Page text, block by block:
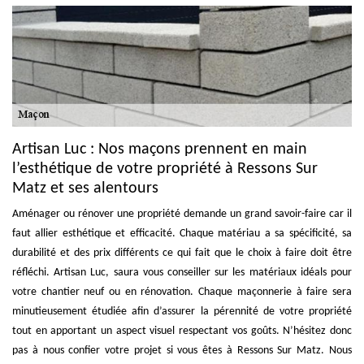
Artisan Luc : Nos maçons prennent en main
l’esthétique de votre propriété à Ressons Sur
Matz et ses alentours
Aménager ou rénover une propriété demande un grand savoir-faire car il
faut allier esthétique et efficacité. Chaque matériau a sa spécificité, sa
durabilité et des prix différents ce qui fait que le choix à faire doit être
réfléchi. Artisan Luc, saura vous conseiller sur les matériaux idéals pour
votre chantier neuf ou en rénovation. Chaque maçonnerie à faire sera
minutieusement étudiée afin d’assurer la pérennité de votre propriété
tout en apportant un aspect visuel respectant vos goûts. N’hésitez donc
pas à nous confier votre projet si vous êtes à Ressons Sur Matz. Nous